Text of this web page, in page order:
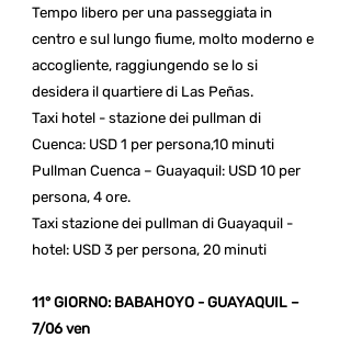
Tempo libero per una passeggiata in
centro e sul lungo fiume, molto moderno e
accogliente, raggiungendo se lo si
desidera il quartiere di Las Peñas.
Taxi hotel - stazione dei pullman di
Cuenca: USD 1 per persona,10 minuti
Pullman Cuenca – Guayaquil: USD 10 per
persona, 4 ore.
Taxi stazione dei pullman di Guayaquil -
hotel: USD 3 per persona, 20 minuti
11° GIORNO: BABAHOYO - GUAYAQUIL –
7/06 ven